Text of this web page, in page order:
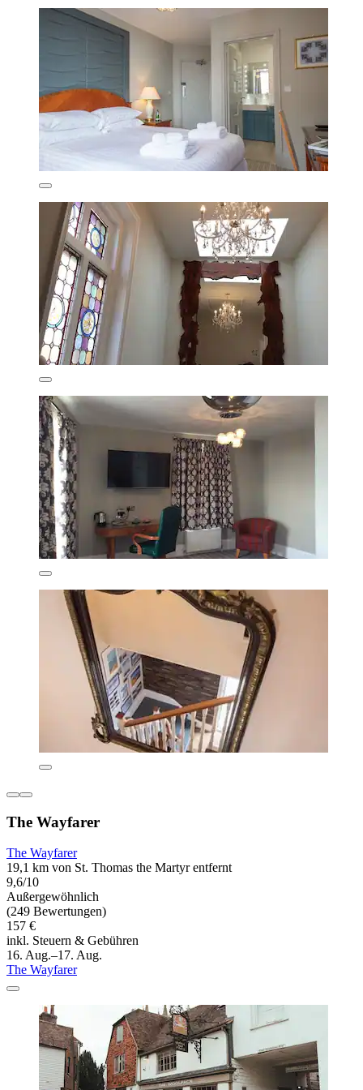
The Wayfarer
The Wayfarer
19,1 km von St. Thomas the Martyr entfernt
9,6/10
Außergewöhnlich
(249 Bewertungen)
157 €
inkl. Steuern & Gebühren
16. Aug.–17. Aug.
The Wayfarer